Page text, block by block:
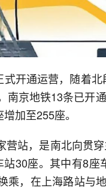
开通运营，随着
南京地铁13条已开
加至255座。
营站，是南北向贯
30座。其中有8
乘，在上海路站与